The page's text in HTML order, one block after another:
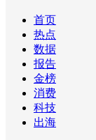
首页
热点
数据
报告
金榜
消费
科技
出海